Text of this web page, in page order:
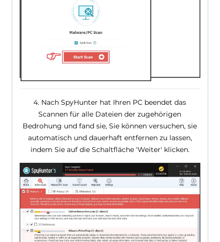
4. Nach SpyHunter hat Ihren PC beendet das
Scannen für alle Dateien der zugehörigen
Bedrohung und fand sie, Sie können versuchen, sie
automatisch und dauerhaft entfernen zu lassen,
indem Sie auf die Schaltfläche 'Weiter' klicken.